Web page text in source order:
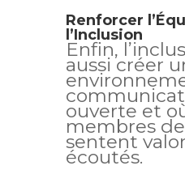
Renforcer
l’Inclusion
Enfin,
aussi créer
ouverte et
membres
sentent
écoutés.